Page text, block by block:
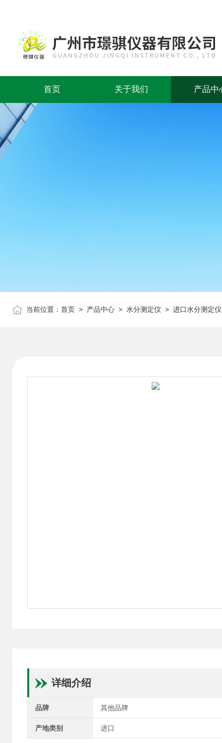
首页 关于我们 产品中
当前位置： 首页 > 产品中心 > 水分测定仪 > 进口水分测定仪
详细介绍
品牌 其他品牌
产地类别 进口